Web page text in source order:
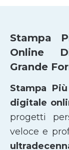
Stampa
Online
Grande
Stampa Più
digitale
progetti
veloce e